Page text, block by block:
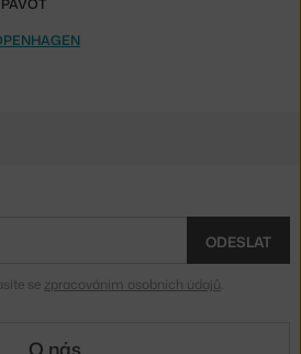
ODESLAT
se zpracováním osobních údajů